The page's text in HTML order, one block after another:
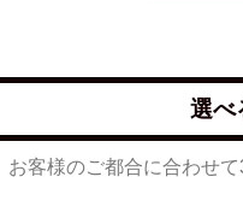
選べ
お客様のご都合に合わせ